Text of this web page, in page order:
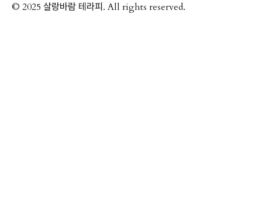
© 2025 살랑바람 테라피. All rights reserved.